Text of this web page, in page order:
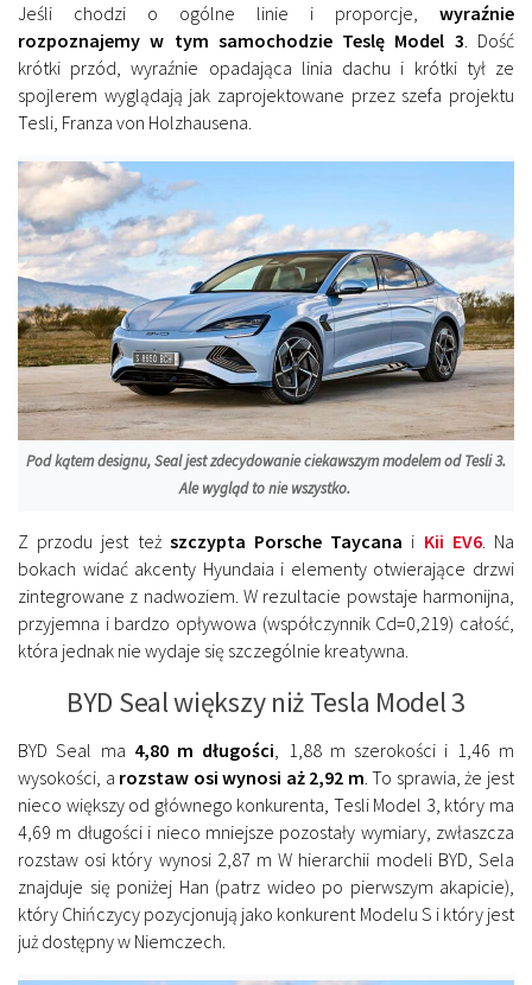
Jeśli chodzi o ogólne linie i proporcje, wyraźnie
rozpoznajemy w tym samochodzie Teslę Model 3. Dość
krótki przód, wyraźnie opadająca linia dachu i krótki tył ze
spojlerem wyglądają jak zaprojektowane przez szefa projektu
Tesli, Franza von Holzhausena.
Pod kątem designu, Seal jest zdecydowanie ciekawszym modelem od Tesli 3.
Ale wygląd to nie wszystko.
Z przodu jest też szczypta Porsche Taycana i Kii EV6. Na
bokach widać akcenty Hyundaia i elementy otwierające drzwi
zintegrowane z nadwoziem. W rezultacie powstaje harmonijna,
przyjemna i bardzo opływowa (współczynnik Cd=0,219) całość,
która jednak nie wydaje się szczególnie kreatywna.
BYD Seal większy niż Tesla Model 3
BYD Seal ma 4,80 m długości, 1,88 m szerokości i 1,46 m
wysokości, a rozstaw osi wynosi aż 2,92 m. To sprawia, że ​​jest
nieco większy od głównego konkurenta, Tesli Model 3, który ma
4,69 m długości i nieco mniejsze pozostały wymiary, zwłaszcza
rozstaw osi który wynosi 2,87 m W hierarchii modeli BYD, Sela
znajduje się poniżej Han (patrz wideo po pierwszym akapicie),
który Chińczycy pozycjonują jako konkurent Modelu S i który jest
już dostępny w Niemczech.